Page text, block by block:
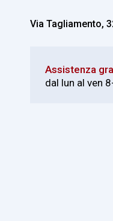
Via Tagliamento,
Assistenza
dal lun al ven